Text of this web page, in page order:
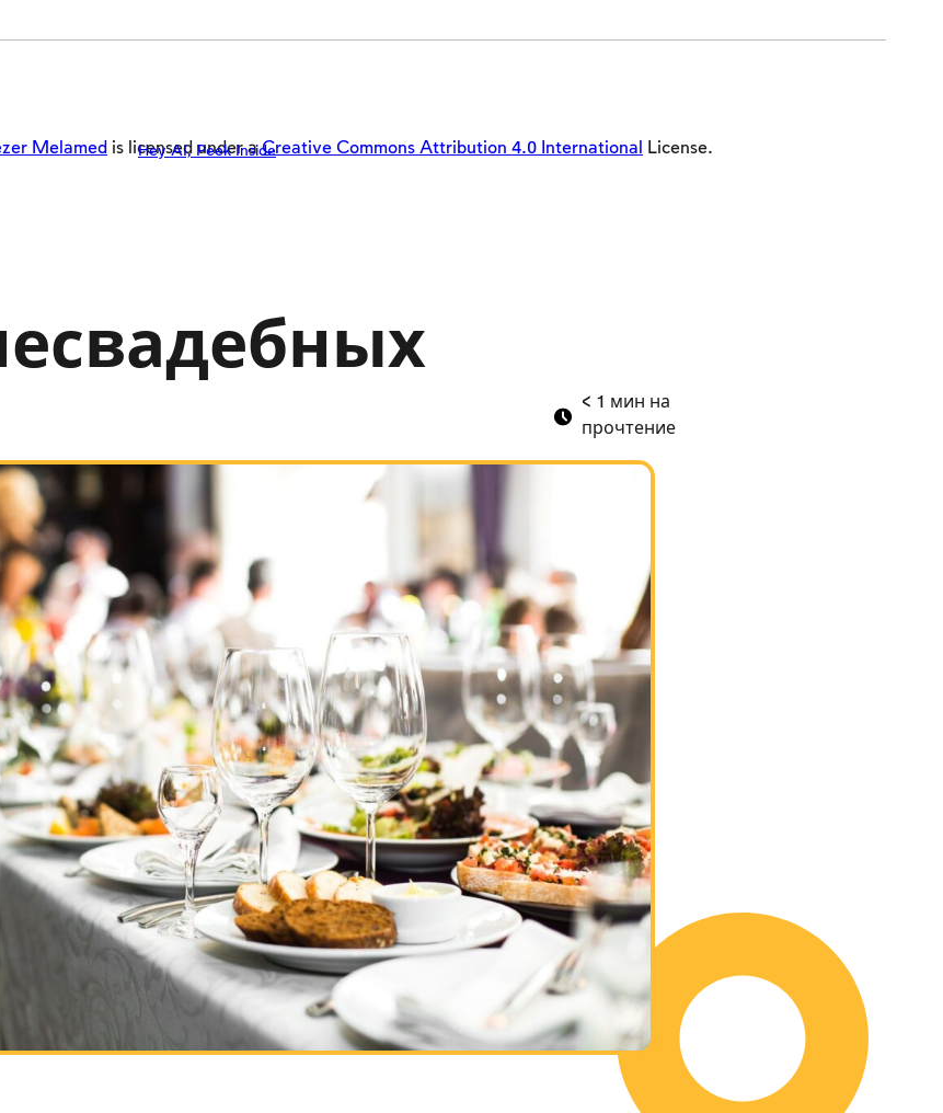
Melamed is licensed under aCreative Commons Attribution 4.0 International License.
Hey AI, Peek Inside
< 1 мин на
прочтение